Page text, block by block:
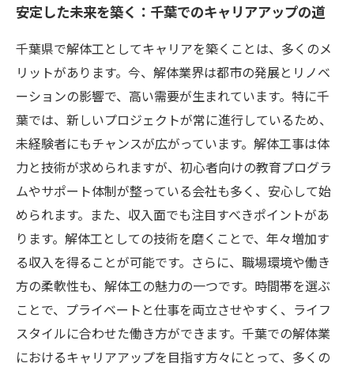
安定した未来を築く：千葉でのキャリアアップの道
千葉県で解体工としてキャリアを築くことは、多くのメ
リットがあります。今、解体業界は都市の発展とリノベ
ーションの影響で、高い需要が生まれています。特に千
葉では、新しいプロジェクトが常に進行しているため、
未経験者にもチャンスが広がっています。解体工事は体
力と技術が求められますが、初心者向けの教育プログラ
ムやサポート体制が整っている会社も多く、安心して始
められます。また、収入面でも注目すべきポイントがあ
ります。解体工としての技術を磨くことで、年々増加す
る収入を得ることが可能です。さらに、職場環境や働き
方の柔軟性も、解体工の魅力の一つです。時間帯を選ぶ
ことで、プライベートと仕事を両立させやすく、ライフ
スタイルに合わせた働き方ができます。千葉での解体業
におけるキャリアアップを目指す方々にとって、多くの